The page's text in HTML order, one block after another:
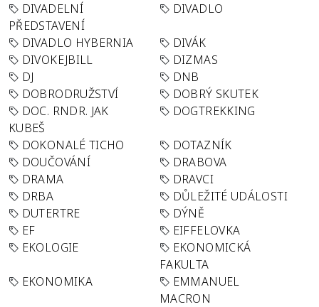
DIVADELNÍ
PŘEDSTAVENÍ
DIVADLO
DIVADLO HYBERNIA
DIVÁK
DIVOKEJBILL
DIZMAS
DJ
DNB
DOBRODRUŽSTVÍ
DOBRÝ SKUTEK
DOC. RNDR. JAK
KUBEŠ
DOGTREKKING
DOKONALÉ TICHO
DOTAZNÍK
DOUČOVÁNÍ
DRABOVA
DRAMA
DRAVCI
DRBA
DŮLEŽITÉ UDÁLOSTI
DUTERTRE
DÝNĚ
EF
EIFFELOVKA
EKOLOGIE
EKONOMICKÁ
FAKULTA
EKONOMIKA
EMMANUEL
MACRON